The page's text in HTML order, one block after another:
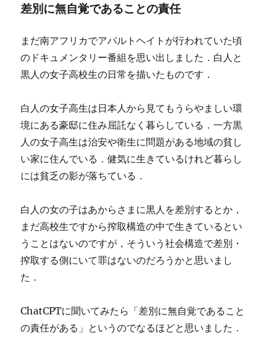
差別に無自覚であることの責任
まだ南アフリカでアパルトヘイトが行われていた頃
のドキュメンタリー番組を思い出しました．白人と
黒人の女子高校生の日常を描いたものです．
白人の女子高生は日本人から見てもうらやましい環
境にある豪邸に住み屈託なく暮らしている．一方黒
人の女子高生は治安や衛生に問題がある地域の貧し
い家に住んでいる．健気に生きているけれど暮らし
には貧乏の影が落ちている．
白人の女の子はあからさまに黒人を差別するとか，
まだ高校生ですから搾取構造の中で生きているとい
うことはないのですが，そういう社会構造で差別・
搾取する側にいて罪はないのだろうかと思いまし
た．
ChatCPTに聞いてみたら「差別に無自覚であること
の責任がある」というのでなるほどと思いました．